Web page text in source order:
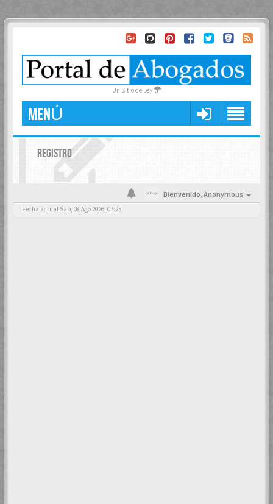
Un Sitio de Ley
MENÚ
REGISTRO
Bienvenido,Anonymous
Fecha actual Sab, 08 Ago 2026, 07:25